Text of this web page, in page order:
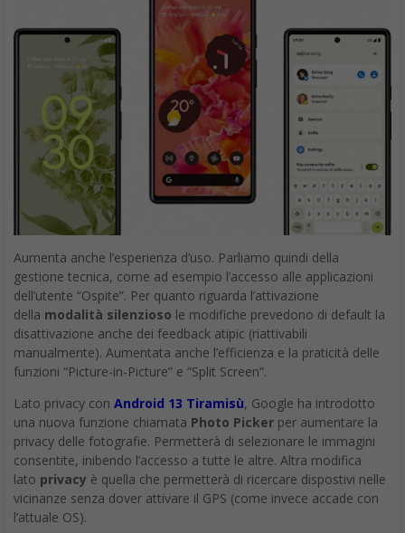
Aumenta anche l’esperienza d’uso. Parliamo quindi della
gestione tecnica, come ad esempio l’accesso alle applicazioni
dell’utente “Ospite”. Per quanto riguarda l’attivazione
della modalità silenzioso le modifiche prevedono di default la
disattivazione anche dei feedback atipic (riattivabili
manualmente). Aumentata anche l’efficienza e la praticità delle
funzioni “Picture-in-Picture” e “Split Screen”.
Lato privacy con Android 13 Tiramisù, Google ha introdotto
una nuova funzione chiamata Photo Picker per aumentare la
privacy delle fotografie. Permetterà di selezionare le immagini
consentite, inibendo l’accesso a tutte le altre. Altra modifica
lato privacy è quella che permetterà di ricercare dispostivi nelle
vicinanze senza dover attivare il GPS (come invece accade con
l’attuale OS).